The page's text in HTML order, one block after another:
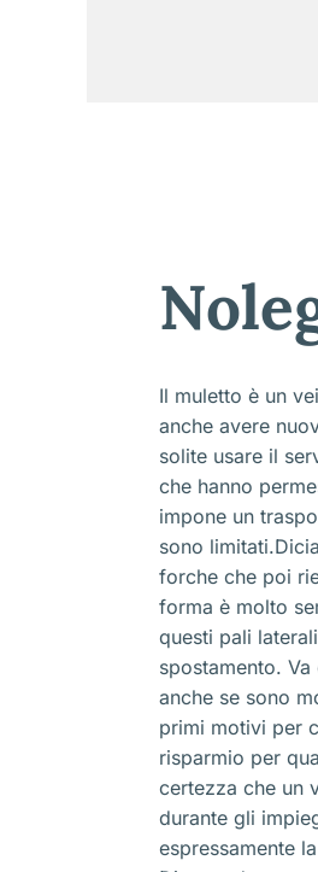
Il muletto è un
anche avere
solite usare il
che hanno
impone un
sono
forche che poi
forma è molto
questi pali
spostamento.
anche se sono
primi motivi per
risparmio per
certezza che un
durante gli
espressamente